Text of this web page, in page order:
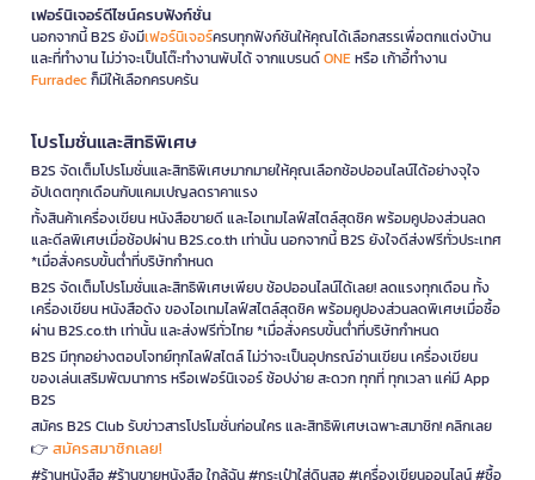
เฟอร์นิเจอร์ดีไซน์ครบฟังก์ชั่น
นอกจากนี้ B2S ยังมีเฟอร์นิเจอร์ครบทุกฟังก์ชันให้คุณได้เลือกสรรเพื่อตกแต่งบ้าน
และที่ทำงาน ไม่ว่าจะเป็นโต๊ะทำงานพับได้ จากแบรนด์ONEหรือ เก้าอี้ทำงาน
Furradecก็มีให้เลือกครบครัน
โปรโมชั่นและสิทธิพิเศษ
B2S จัดเต็มโปรโมชั่นและสิทธิพิเศษมากมายให้คุณเลือกช้อปออนไลน์ได้อย่างจุใจ
อัปเดตทุกเดือนกับแคมเปญลดราคาแรง
ทั้งสินค้าเครื่องเขียน หนังสือขายดี และไอเทมไลฟ์สไตล์สุดชิค พร้อมคูปองส่วนลด
และดีลพิเศษเมื่อช้อปผ่าน B2S.co.th เท่านั้น นอกจากนี้ B2S ยังใจดีส่งฟรีทั่วประเทศ
*เมื่อสั่งครบขั้นต่ำที่บริษัทกำหนด
B2S จัดเต็มโปรโมชั่นและสิทธิพิเศษเพียบ ช้อปออนไลน์ได้เลย! ลดแรงทุกเดือน ทั้ง
เครื่องเขียน หนังสือดัง ของไอเทมไลฟ์สไตล์สุดชิค พร้อมคูปองส่วนลดพิเศษเมื่อซื้อ
ผ่าน B2S.co.th เท่านั้น และส่งฟรีทั่วไทย *เมื่อสั่งครบขั้นต่ำที่บริษัทกำหนด
B2S มีทุกอย่างตอบโจทย์ทุกไลฟ์สไตล์ ไม่ว่าจะเป็นอุปกรณ์อ่านเขียน เครื่องเขียน
ของเล่นเสริมพัฒนาการ หรือเฟอร์นิเจอร์ ช้อปง่าย สะดวก ทุกที่ ทุกเวลา แค่มี App
B2S
สมัคร B2S Club รับข่าวสารโปรโมชั่นก่อนใคร และสิทธิพิเศษเฉพาะสมาชิก! คลิกเลย
👉 สมัครสมาชิกเลย!
#ร้านหนังสือ #ร้านขายหนังสือ ใกล้ฉัน #กระเป๋าใส่ดินสอ #เครื่องเขียนออนไลน์ #ซื้อ